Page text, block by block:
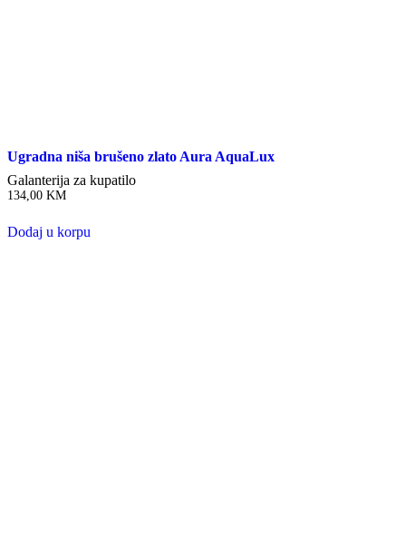
Ugradna niša brušeno zlato Aura AquaLux
Galanterija za kupatilo
134,00 KM
Dodaj u korpu